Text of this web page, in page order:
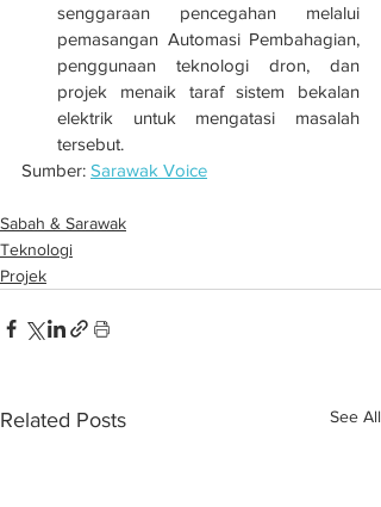
senggaraan pencegahan melalui
pemasangan Automasi Pembahagian,
penggunaan teknologi dron, dan
projek menaik taraf sistem bekalan
elektrik untuk mengatasi masalah
tersebut.
Sumber: Sarawak Voice
Sabah & Sarawak
Teknologi
Projek
Related Posts See All